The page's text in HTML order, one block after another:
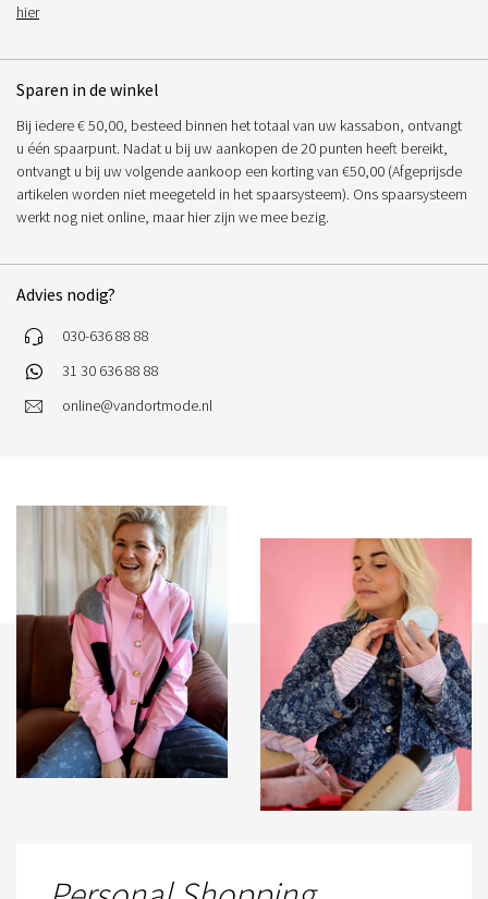
hier
Sparen in de winkel
Bij iedere € 50,00, besteed binnen het totaal van uw kassabon, ontvangt
u één spaarpunt. Nadat u bij uw aankopen de 20 punten heeft bereikt,
ontvangt u bij uw volgende aankoop een korting van €50,00 (Afgeprijsde
artikelen worden niet meegeteld in het spaarsysteem). Ons spaarsysteem
werkt nog niet online, maar hier zijn we mee bezig.
Advies nodig?
030-636 88 88
31 30 636 88 88
online@vandortmode.nl